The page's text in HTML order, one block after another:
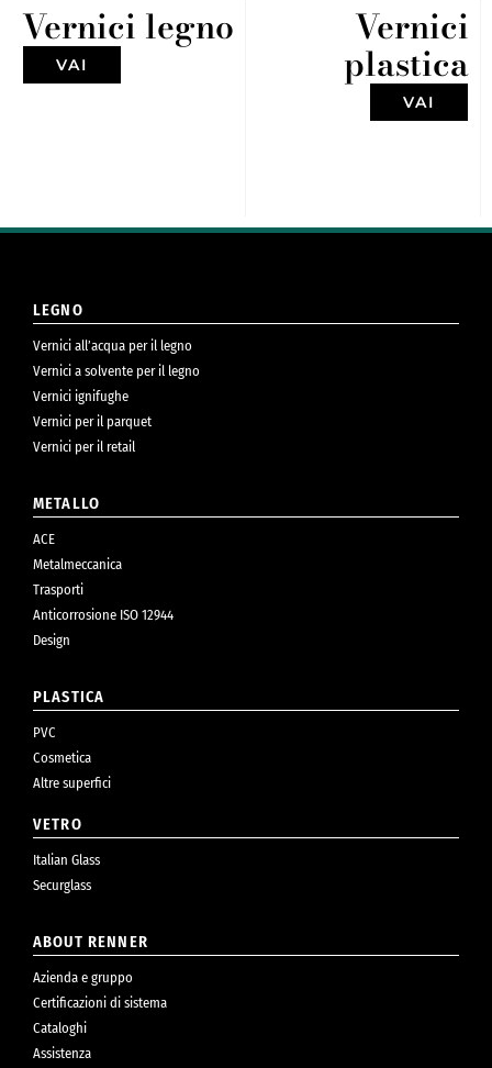
Vernici legno
VAI
Vernici
plastica
VAI
LEGNO
Vernici all’acqua per il legno
Vernici a solvente per il legno
Vernici ignifughe
Vernici per il parquet
Vernici per il retail
METALLO
ACE
Metalmeccanica
Trasporti
Anticorrosione ISO 12944
Design
PLASTICA
PVC
Cosmetica
Altre superfici
VETRO
Italian Glass
Securglass
ABOUT RENNER
Azienda e gruppo
Certificazioni di sistema
Cataloghi
Assistenza